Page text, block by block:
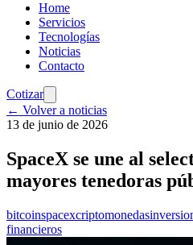
Home
Servicios
Tecnologías
Noticias
Contacto
Cotizar
← Volver a noticias
13 de junio de 2026
SpaceX se une al
mayores tenedoras
bitcoinspacexcriptomonedas
financieros